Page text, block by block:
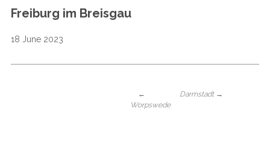
Freiburg im Breisgau
18 June 2023
Darmstadt →
←
Worpswede